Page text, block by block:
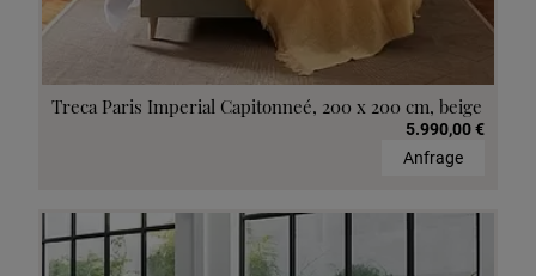
Treca Paris Imperial Capitonneé, 200 x 200 cm, beige
5.990,00 €
Anfrage